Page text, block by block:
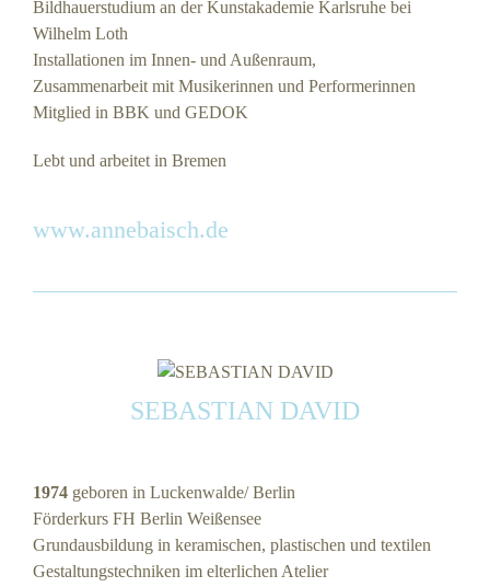
Bildhauerstudium an der Kunstakademie Karlsruhe bei
Wilhelm Loth
Installationen im Innen- und Außenraum,
Zusammenarbeit mit Musikerinnen und Performerinnen
Mitglied in BBK und GEDOK
Lebt und arbeitet in Bremen
www.annebaisch.de
SEBASTIAN DAVID
1974 geboren in Luckenwalde/ Berlin
Förderkurs FH Berlin Weißensee
Grundausbildung in keramischen, plastischen und textilen
Gestaltungstechniken im elterlichen Atelier